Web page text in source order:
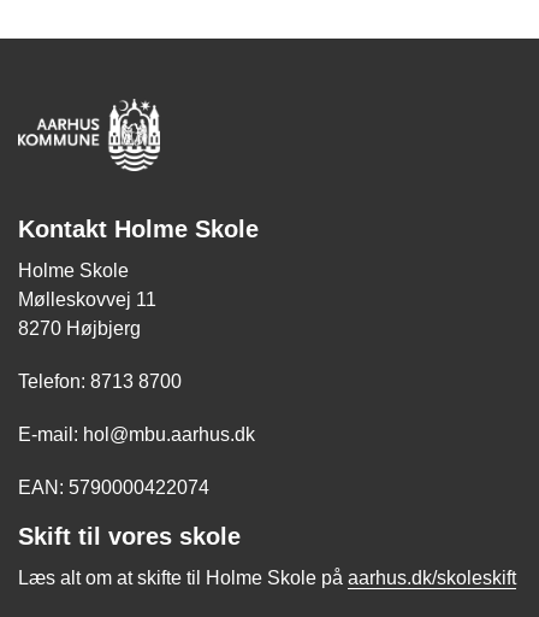
Kontakt Holme Skole
Holme Skole
Mølleskovvej 11
8270 Højbjerg
Telefon: 8713 8700
E-mail: hol@mbu.aarhus.dk
EAN: 5790000422074
Skift til vores skole
Læs alt om at skifte til Holme Skole på aarhus.dk/skoleskift